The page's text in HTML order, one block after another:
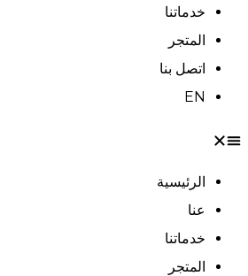
خدماتنا
المتجر
اتصل بنا
EN
الرئيسية
عنا
خدماتنا
المتجر